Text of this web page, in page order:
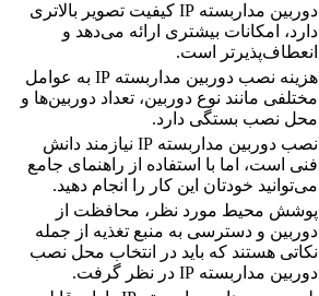
دوربین مداربسته IP کیفیت تصویر بالاتری
دارد، امکانات بیشتری ارائه می‌دهد و
انعطاف‌پذیرتر است.
هزینه نصب دوربین مداربسته IP به عوامل
مختلفی مانند نوع دوربین، تعداد دوربین‌ها و
محل نصب بستگی دارد.
نصب دوربین مداربسته IP نیازمند دانش
فنی است، اما با استفاده از راهنمای جامع
می‌توانید خودتان این کار را انجام دهید.
پوشش محیط مورد نظر، محافظت از
دوربین و دسترسی به منبع تغذیه از جمله
نکاتی هستند که باید در انتخاب محل نصب
دوربین مداربسته IP در نظر گرفت.